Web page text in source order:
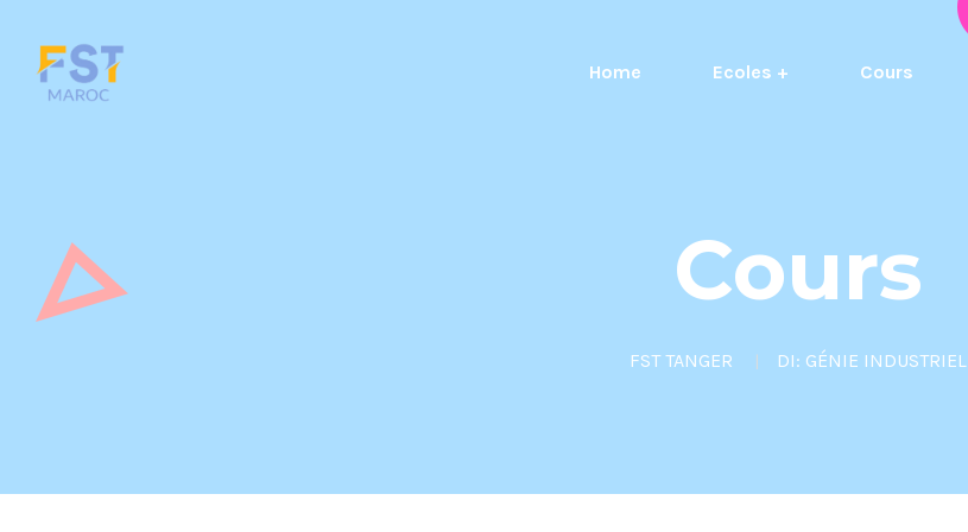
Home Ecoles + Cours
Cours
FST TANGER DI: GÉNIE INDUSTRIEL